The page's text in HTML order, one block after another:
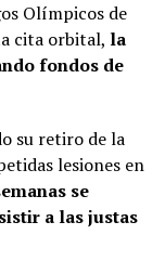
Olímpicos de
cita orbital, la
fondos de
su retiro de la
lesiones en
se
a las justas